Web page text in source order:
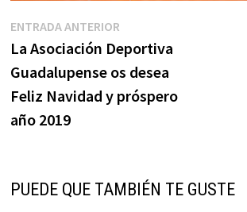
Navegación
de
entradas
ENTRADA ANTERIOREntrada
anterior:
La Asociación Deportiva
Guadalupense os desea
Feliz Navidad y próspero
año 2019
PUEDE QUE TAMBIÉN TE GUSTE